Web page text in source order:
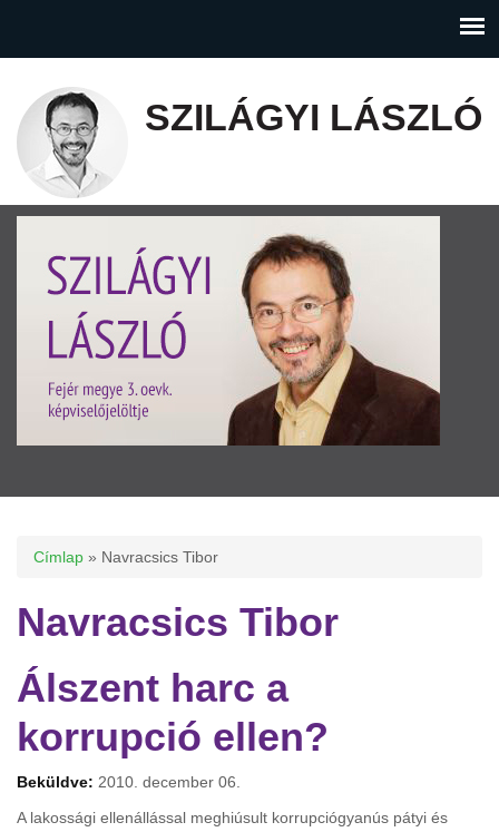
SZILÁGYI LÁSZLÓ
Jelenlegi hely
Címlap » Navracsics Tibor
Navracsics Tibor
Álszent harc a
korrupció ellen?
Beküldve: 2010. december 06.
A lakossági ellenállással meghiúsult korrupciógyanús pátyi és